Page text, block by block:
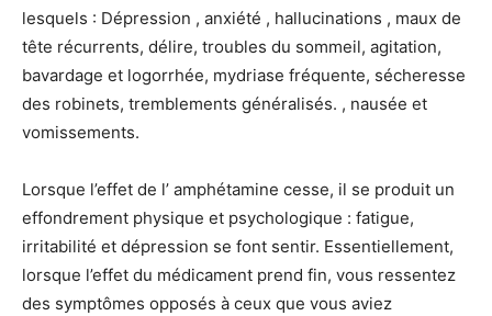
lesquels : Dépression , anxiété , hallucinations , maux de
tête récurrents, délire, troubles du sommeil, agitation,
bavardage et logorrhée, mydriase fréquente, sécheresse
des robinets, tremblements généralisés. , nausée et
vomissements.
Lorsque l’effet de l’ amphétamine cesse, il se produit un
effondrement physique et psychologique : fatigue,
irritabilité et dépression se font sentir. Essentiellement,
lorsque l’effet du médicament prend fin, vous ressentez
des symptômes opposés à ceux que vous aviez